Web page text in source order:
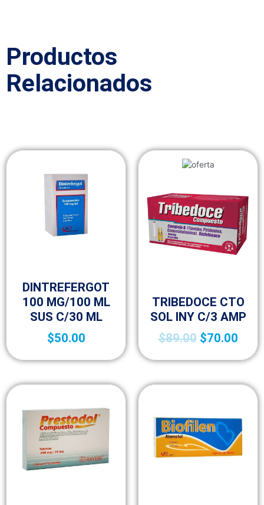
Productos
Relacionados
DINTREFERGOT
100 MG/100 ML
SUS C/30 ML
$50.00
TRIBEDOCE CTO
SOL INY C/3 AMP
$89.00 $70.00